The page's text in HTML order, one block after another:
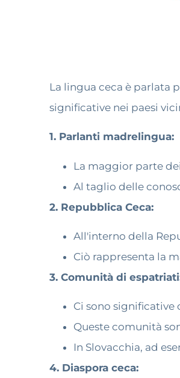
La lingua ceca è parlata
significative nei paesi
1. Parlanti madrelingua:
La maggior parte
Al taglio delle
2. Repubblica Ceca:
All'interno della
Ciò rappresenta la
3. Comunità di
Ci sono significative
Queste comunità
In Slovacchia, ad
4. Diaspora ceca: